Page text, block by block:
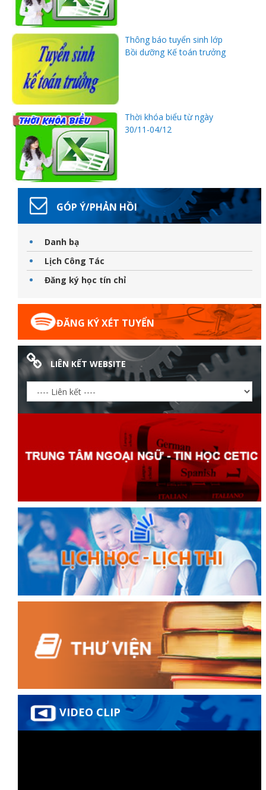
Thông báo tuyển sinh lớp
Bồi dưỡng Kế toán trưởng
Thời khóa biểu từ ngày
30/11-04/12
GÓP Ý/PHẢN HỒI
Danh bạ
Lịch Công Tác
Đăng ký học tín chỉ
ĐĂNG KÝ XÉT TUYỂN
LIÊN KẾT WEBSITE
VIDEO CLIP